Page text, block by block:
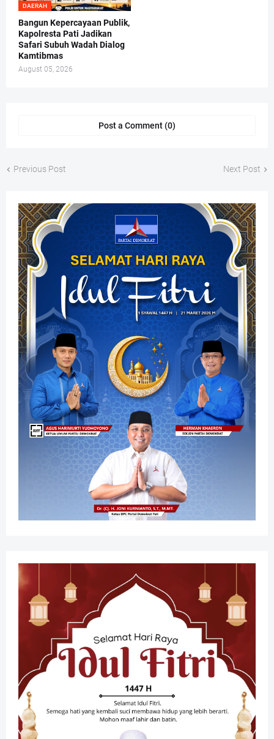
DAERAH
Bangun Kepercayaan Publik,
Kapolresta Pati Jadikan
Safari Subuh Wadah Dialog
Kamtibmas
August 05, 2026
Post a Comment (0)
Previous Post Next Post